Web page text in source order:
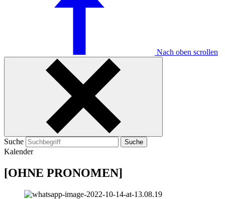
Nach oben scrollen
Suche Suche
Kalender
[OHNE PRONOMEN]